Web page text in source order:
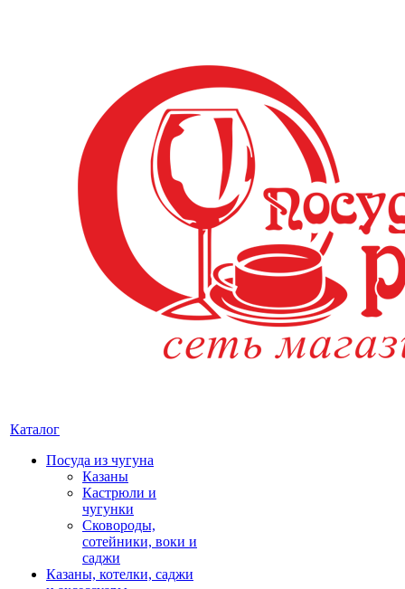
Каталог
Посуда из чугуна
Казаны
Кастрюли и
чугунки
Сковороды,
сотейники, воки и
саджи
Казаны, котелки, саджи